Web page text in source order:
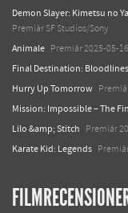
Demon Slayer: Kimetsu no
Premiär SF Studios/Sony
Animale Premiär 2025-05-16
Final Destination: Bloodlines
Hurry Up Tomorrow
Mission: Impossible – The
Lilo &amp; Stitch Premiär
Karate Kid: Legends